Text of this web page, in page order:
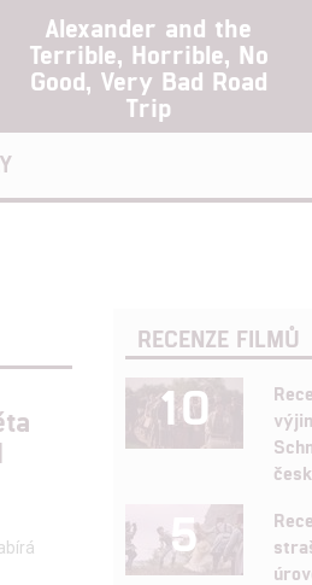
Alexander and the
Terrible, Horrible, No
Good, Very Bad Road
Trip
RECENZE FILMŮ
10
5